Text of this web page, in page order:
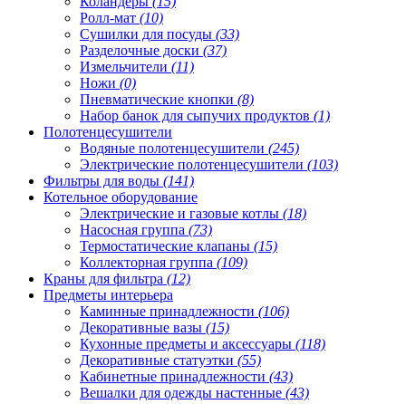
Ролл-мат (10)
Сушилки для посуды (33)
Разделочные доски (37)
Измельчители (11)
Ножи (0)
Пневматические кнопки (8)
Набор банок для сыпучих продуктов (1)
Полотенцесушители
Водяные полотенцесушители (245)
Электрические полотенцесушители (103)
Фильтры для воды (141)
Котельное оборудование
Электрические и газовые котлы (18)
Насосная группа (73)
Термостатические клапаны (15)
Коллекторная группа (109)
Краны для фильтра (12)
Предметы интерьера
Каминные принадлежности (106)
Декоративные вазы (15)
Кухонные предметы и аксессуары (118)
Декоративные статуэтки (55)
Кабинетные принадлежности (43)
Вешалки для одежды настенные (43)